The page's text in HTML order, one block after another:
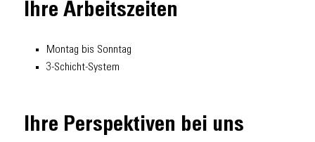
Ihre Arbeitszeiten
Montag bis Sonntag
3-Schicht-System
Ihre Perspektiven bei uns